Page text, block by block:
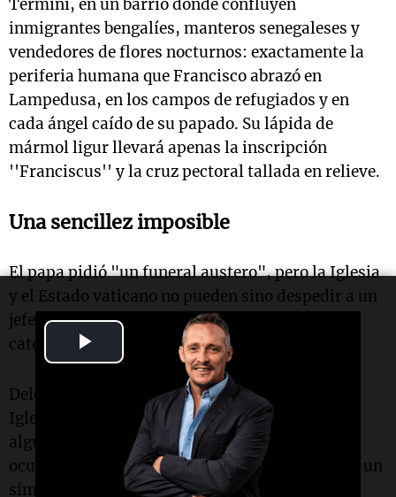
Termini, en un barrio donde confluyen
inmigrantes bengalíes, manteros senegaleses y
vendedores de flores nocturnos: exactamente la
periferia humana que Francisco abrazó en
Lampedusa, en los campos de refugiados y en
cada ángel caído de su papado. Su lápida de
mármol ligur llevará apenas la inscripción
''Franciscus'' y la cruz pectoral tallada en relieve.
Una sencillez imposible
El papa pidió "un funeral austero", pero la Iglesia
y el Estado vaticano no pueden sino despedir a un
jefe de Estado y pastor de 1 .400 millones de
católicos.
Delegaciones de más de 160 países, jefes de
Iglesias orientales y hasta mandatarios que
alguna vez chocaron con su agenda social
ocuparán la Via della Conciliazione. El féretro –un
simple ataúd de ciprés revestido por dentro de